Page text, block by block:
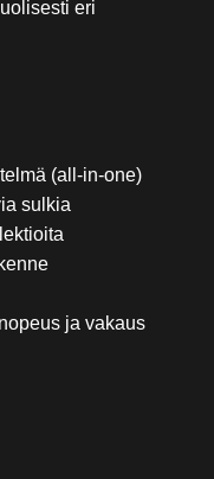
eri
(all-in-one)
sulkia
ja vakaus